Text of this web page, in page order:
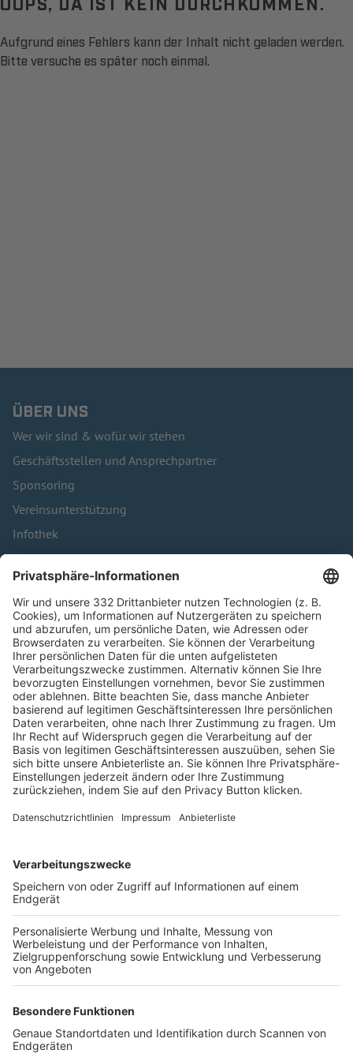
Aufgrund eines Fehlers kann der Inhalt nicht geladen werden.
Bitte versuche es später noch einmal.
ÜBER UNS
Wer wir sind & wofür wir stehen
Geschäftsstellen und Ansprechpartner
Sponsoring
Vereinsunterstützung
Infothek
Kontakt
HÄUFIG BESUCHTE SEITEN
Pässe und Vereinswechsel
Trainerausbildung
Schulungsangebot Vereinsmitarbeiter
BFV-Geschäftsstellen
Trainerbörse
Login SpielPlus
FOLGE DEM BFV
TOP-VEREINE
TOP-PARTNER